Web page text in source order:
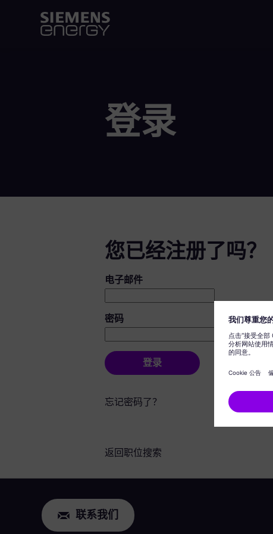
登录
您已经注册了吗？
登录：用户和密码
电子邮件
密码
登录
忘记密码了？
返回职位搜索
联系我们